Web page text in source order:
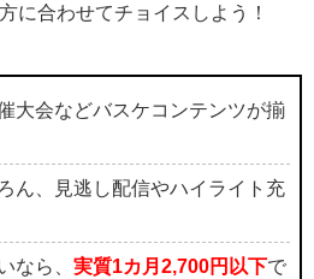
に合わせてチョイスしよう！
大会などバスケコンテンツが揃
ん、見逃し配信やハイライト充
なら、 実質1カ月2,700円以下で